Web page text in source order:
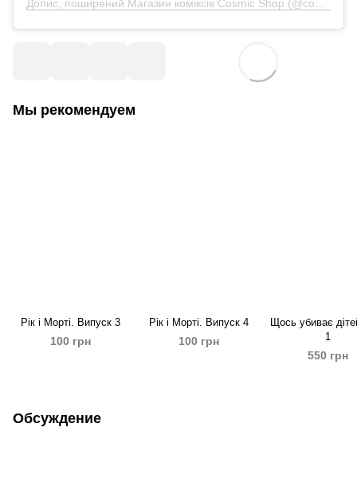
Мы рекомендуем
Рік і Морті. Випуск 3
100 грн
Рік і Морті. Випуск 4
100 грн
Щось убиває
1
550 грн
Обсуждение